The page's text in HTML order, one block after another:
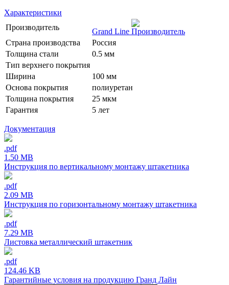
Характеристики
Производитель
Grand Line
Страна производства
Россия
Толщина стали
0.5 мм
Тип верхнего покрытия
Ширина
100 мм
Основа покрытия
полиуретан
Толщина покрытия
25 мкм
Гарантия
5 лет
Документация
.pdf
1.50 MB
Инструкция по вертикальному монтажу штакетника
.pdf
2.09 MB
Инструкция по горизонтальному монтажу штакетника
.pdf
7.29 MB
Листовка металлический штакетник
.pdf
124.46 KB
Гарантийные условия на продукцию Гранд Лайн